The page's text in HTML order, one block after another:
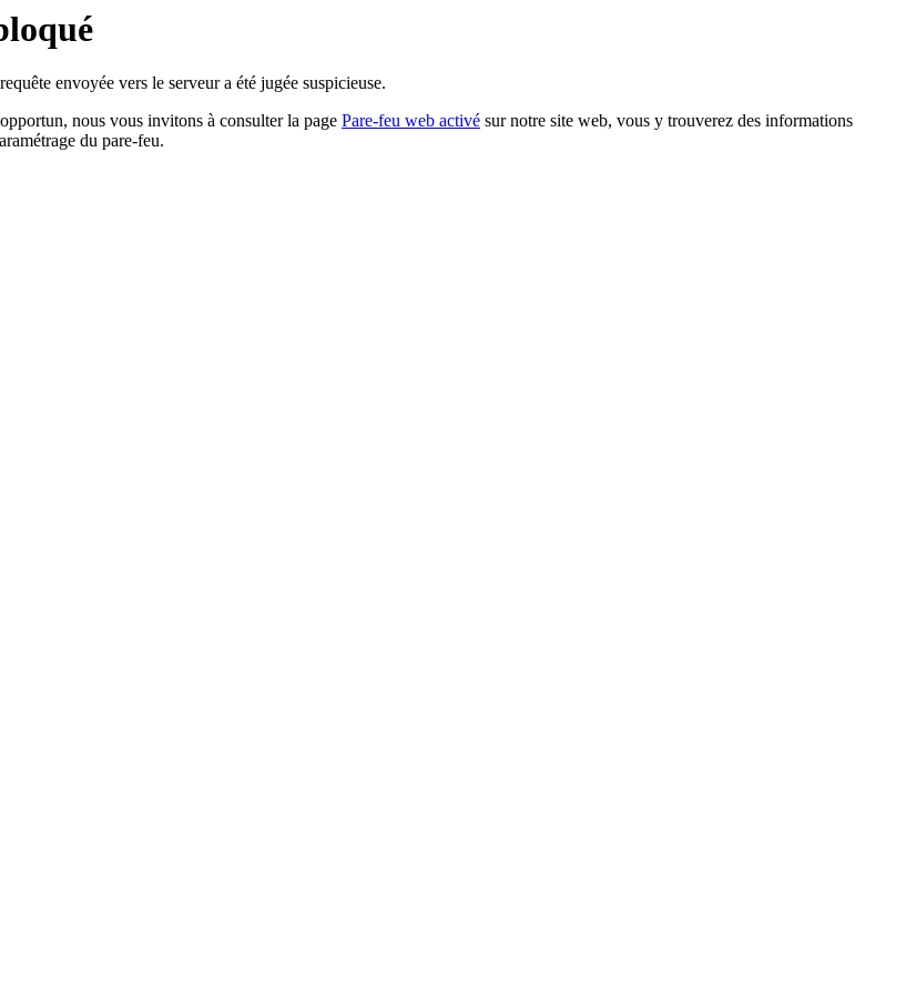
envoyée vers le serveur a été jugée suspicieuse.
nous vous invitons à consulter la page Pare-feu web activé sur notre site web, vous y trouverez des informations
du pare-feu.